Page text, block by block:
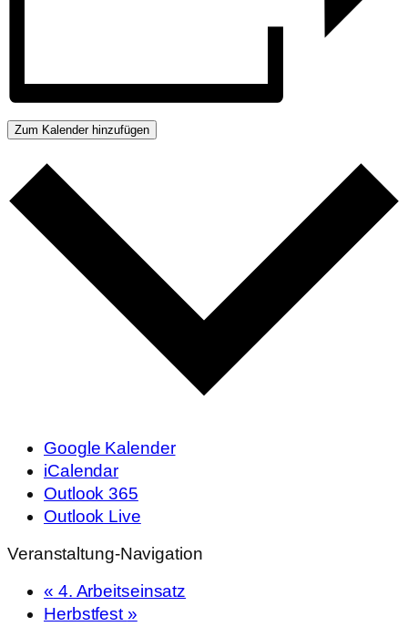
Zum Kalender hinzufügen
Google Kalender
iCalendar
Outlook 365
Outlook Live
Veranstaltung-Navigation
« 4. Arbeitseinsatz
Herbstfest»